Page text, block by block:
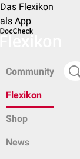
Das Flexikon
als App
Community
Flexikon
Shop
News